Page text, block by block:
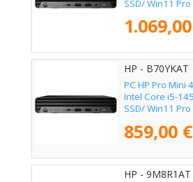
SSD/ Win11 Pro
HP - B70YKAT
PC HP Pro Mini
Intel Core i5-
SSD/ Win11 Pro
859,00 €
HP - 9M8R1AT